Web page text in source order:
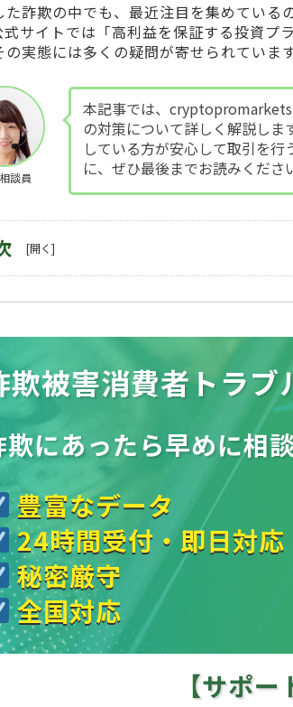
た詐欺の中でも、最近注目を集めている
式サイトでは「高利益を保証する投資プ
の実態には多くの疑問が寄せられています
談員
本記事では、
の対策について詳しく解説し
している方が安心して取引を
に、ぜひ最後までお読みくださ
欺被害消費者トラブ
欺にあったら早めに相
豊富なデータ
24時間受付・即日対応
秘密厳守
全国対応
【サポー